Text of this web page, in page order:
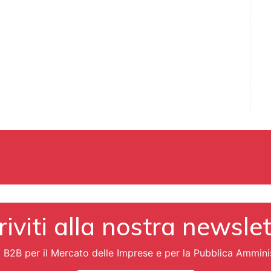
alla nostra
B2B per il Mercato delle Imprese e per la Pubblica